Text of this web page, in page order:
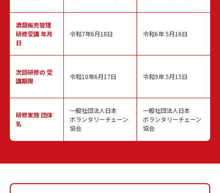
酒類販売管理
研修受講 年月
日
次回研修の受
講期限
研修実施 団体
名
令和7年6月18日
令和10年6月17日
一般社団法人日本
ボランタリーチェーン
協会
令和6年 5月16日
令和9年 5月15日
一般社団法人日本
ボランタリーチェーン
協会